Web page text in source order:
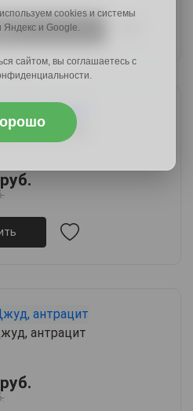
песочный
антрацит
cookies и системы
Яндекс и Google.
сайтом, вы соглашаетесь с